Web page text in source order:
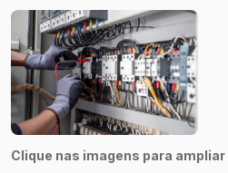
Clique nas imagens para ampliar